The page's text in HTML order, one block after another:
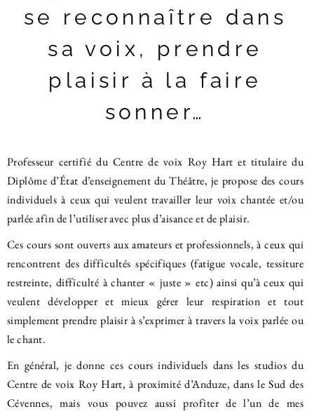
se reconnaître dans
sa voix, prendre
plaisir à la faire
sonner…
Professeur certifié du Centre de voix Roy Hart et titulaire du
Diplôme d’État d’enseignement du Théâtre, je propose des cours
individuels à ceux qui veulent travailler leur voix chantée et/ou
parlée afin de l’utiliser avec plus d’aisance et de plaisir.
Ces cours sont ouverts aux amateurs et professionnels, à ceux qui
rencontrent des difficultés spécifiques (fatigue vocale, tessiture
restreinte, difficulté à chanter « juste » etc) ainsi qu’à ceux qui
veulent développer et mieux gérer leur respiration et tout
simplement prendre plaisir à s’exprimer à travers la voix parlée ou
le chant.
En général, je donne ces cours individuels dans les studios du
Centre de voix Roy Hart, à proximité d’Anduze, dans le Sud des
Cévennes, mais vous pouvez aussi profiter de l’un de mes